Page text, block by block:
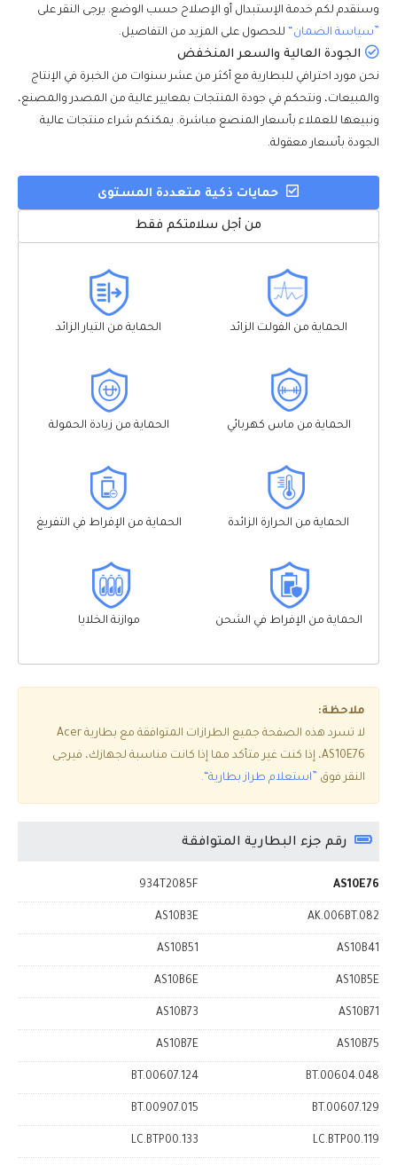
وسنقدم لكم خدمة الإستبدال أو الإصلاح حسب الوضع. يرجى النقر على
”سياسة الضمان“ للحصول على المزيد من التفاصيل.
الجودة العالية والسعر المنخفض
نحن مورد احترافي للبطارية مع أكثر من عشر سنوات من الخبرة في الإنتاج
والمبيعات، ونتحكم في جودة المنتجات بمعايير عالية من المصدر والمصنع،
ونبيعها للعملاء بأسعار المنصع مباشرة. يمكنكم شراء منتجات عالية
الجودة بأسعار معقولة.
حمايات ذكية متعددة المستوى
من أجل سلامتكم فقط
الحماية من الفولت الزائد الحماية من التيار الزائد
الحماية من ماس كهربائي الحماية من زيادة الحمولة
الحماية من الحرارة الزائدة الحماية من الإفراط في التفريغ
الحماية من الإفراط في الشحن موازنة الخلايا
ملاحظة:
لا تسرد هذه الصفحة جميع الطرازات المتوافقة مع بطارية Acer
AS10E76، إذا كنت غير متأكد مما إذا كانت مناسبة لجهازك، فيرجى
النقر فوق ”استعلام طراز بطارية“.
رقم جزء البطارية المتوافقة
AS10E76
934T2085F
AK.006BT.082
AS10B3E
AS10B41
AS10B51
AS10B5E
AS10B6E
AS10B71
AS10B73
AS10B75
AS10B7E
BT.00604.048
BT.00607.124
BT.00607.129
BT.00907.015
LC.BTP00.119
LC.BTP00.133